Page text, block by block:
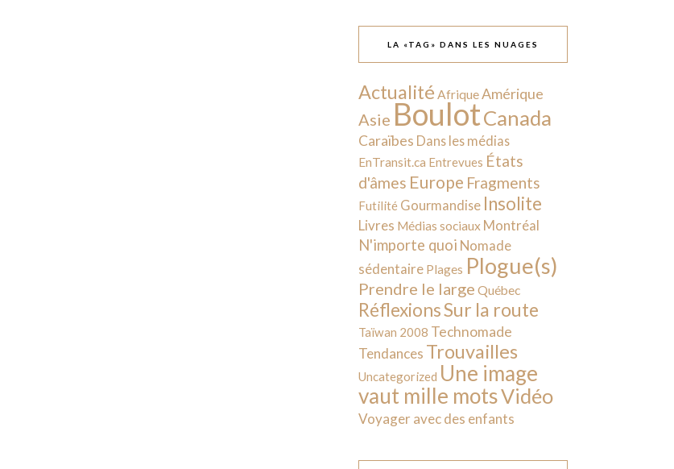
LA «TAG» DANS LES NUAGES
Actualité AfriqueAmérique
Asie BoulotCanada
Caraïbes Dans les médias
EnTransit.ca Entrevues États
d'âmes Europe Fragments
Futilité Gourmandise Insolite
Livres Médias sociaux Montréal
N'importe quoi Nomade
sédentaire Plages Plogue(s)
Prendre le large Québec
RéflexionsSur la route
Taïwan 2008 Technomade
Tendances Trouvailles
Uncategorized Une image
vaut mille motsVidéo
Voyager avec des enfants